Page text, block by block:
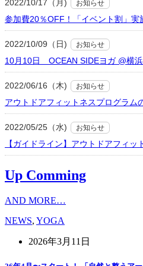
2022/10/17（月) お知らせ
参加費20％OFF！「イベント割」実
2022/10/09（日) お知らせ
10月10日 OCEAN SIDEヨガ @横
2022/06/16（木) お知らせ
アウトドアフィットネスプログラム
2022/05/25（水) お知らせ
【ガイドライン】アウトドアフィ
Up Comming
AND MORE…
NEWS, YOGA
2026年3月11日